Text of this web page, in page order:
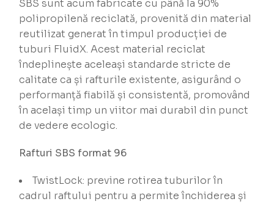
SBS sunt acum fabricate cu până la 90%
polipropilenă reciclată, provenită din material
reutilizat generat în timpul producției de
tuburi FluidX. Acest material reciclat
îndeplinește aceleași standarde stricte de
calitate ca și rafturile existente, asigurând o
performanță fiabilă și consistentă, promovând
în același timp un viitor mai durabil din punct
de vedere ecologic.
Rafturi SBS format 96
TwistLock: previne rotirea tuburilor în
cadrul raftului pentru a permite închiderea și